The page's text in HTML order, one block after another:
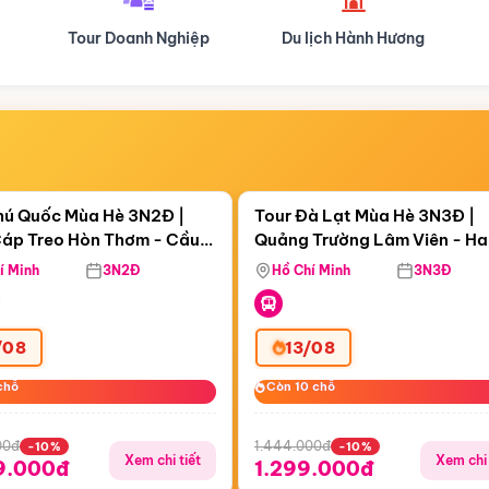
Tour Doanh Nghiệp Du lịch Hành Hương
14:43:20
Treo Hòn Thơm
Quốc Mùa Hè 3N2Đ |
Treo Hòn Thơm - Cầu
Viên Nước Aquatopia
Minh 3N2Đ
-10%
Xem chi tiết
Còn05 ngày 14:43:20
Tour Đà Lạt Mùa Hè 3N3Đ |
Quảng Trường Lâm Viên -
Hill - Puppy Farm
Hồ Chí Minh 3N3Đ
13/08
Còn 10 chỗ
Còn 10 chỗ
1.444.000đ -10%
1.299.000đ Xem